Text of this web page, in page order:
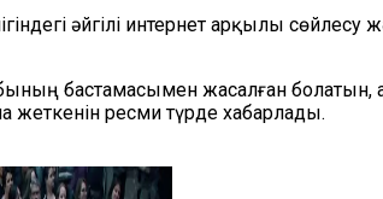
әйгілі интернет арқылы
бастамасымен жасалған
жеткенін ресми түрде хабарлады.